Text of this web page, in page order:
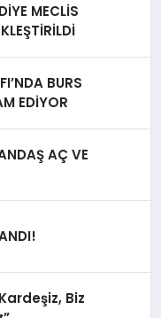
MECLİS
BURS
EDİYOR
AÇ VE
Biz